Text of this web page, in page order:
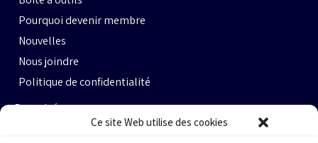
Ce site Web utilise des cookies
Pourquoi devenir membre
Nouvelles
Nous joindre
Politique de confidentialité
Propulsé par :